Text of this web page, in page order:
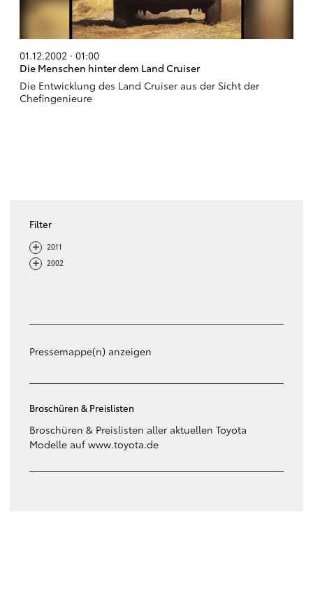
01.12.2002 · 01:00
Die Menschen hinter dem Land Cruiser
Die Entwicklung des Land Cruiser aus der Sicht der
Chefingenieure
Filter
+- 2011
+- 2002
Pressemappe(n) anzeigen
Broschüren & Preislisten
Broschüren & Preislisten aller aktuellen Toyota
Modelle auf www.toyota.de